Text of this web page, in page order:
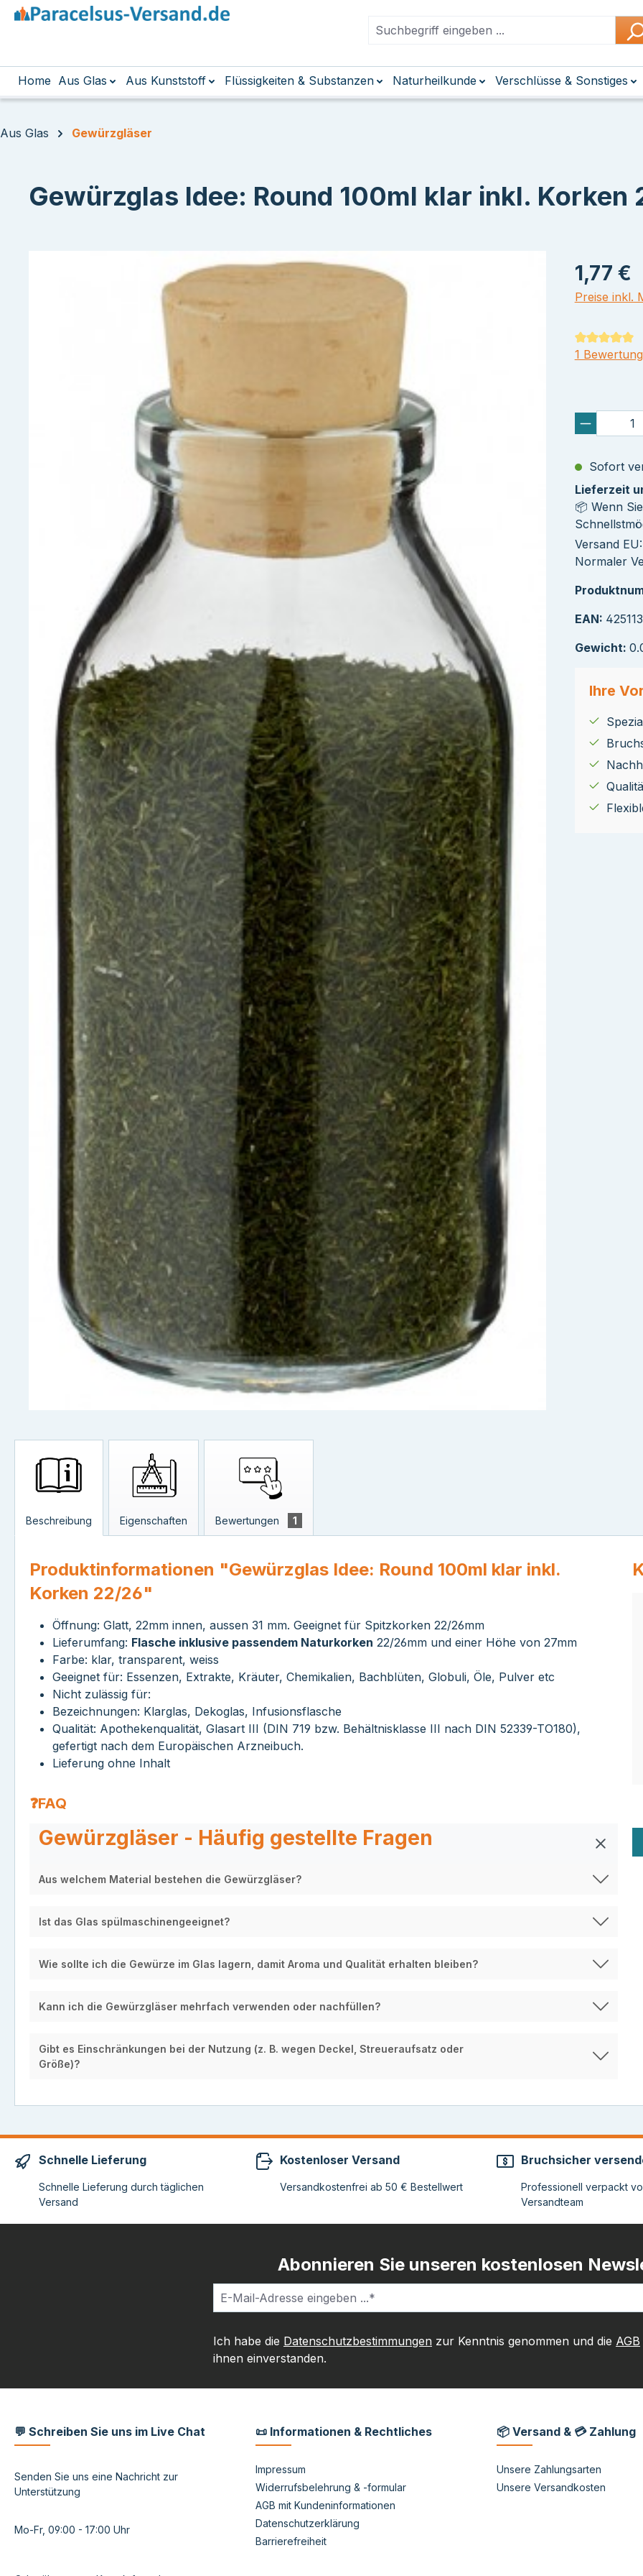
Hauptinhalt springen
Zur Suche springen
Zur Hauptnavigation springen
Home Aus Glas Aus Kunststoff Flüssigkeiten & Substanzen Naturheilkunde Verschlüsse & Sonstiges
Aus Glas Gewürzgläser
Gewürzglas Idee: Round 100ml klar inkl. Korken
1,77 €
Preise inkl.
1 Bewertung
Sofort
Lieferzeit
📦 Wenn
Versand
Normaler
EAN:
Gewicht:
Ihre
Beschreibung Eigenschaften Bewertungen 1
Produktinformationen "Gewürzglas Idee: Round 100ml klar inkl.
Korken 22/26"
Öffnung: Glatt, 22mm innen, aussen 31 mm. Geeignet für Spitzkorken 22/26mm
Lieferumfang: Flasche inklusive passendem Naturkorken 22/26mm und einer Höhe von 27mm
Farbe: klar, transparent, weiss
Geeignet für: Essenzen, Extrakte, Kräuter, Chemikalien, Bachblüten, Globuli, Öle, Pulver etc
Nicht zulässig für:
Bezeichnungen: Klarglas, Dekoglas, Infusionsflasche
Qualität: Apothekenqualität, Glasart III (DIN 719 bzw. Behältnisklasse III nach DIN 52339-TO180),
gefertigt nach dem Europäischen Arzneibuch.
Lieferung ohne Inhalt
❓FAQ
Gewürzgläser - Häufig gestellte Fragen
Aus welchem Material bestehen die Gewürzgläser?
Ist das Glas spülmaschinengeeignet?
Wie sollte ich die Gewürze im Glas lagern, damit Aroma und Qualität erhalten bleiben?
Kann ich die Gewürzgläser mehrfach verwenden oder nachfüllen?
Gibt es Einschränkungen bei der Nutzung (z. B. wegen Deckel, Streueraufsatz oder
Größe)?
Schnelle Lieferung
Schnelle Lieferung durch täglichen
Versand
Kostenloser Versand
Versandkostenfrei ab 50 € Bestellwert
Bruchsicher
Professionell verpackt
Versandteam
Abonnieren Sie unseren kostenlosen
Ich habe die Datenschutzbestimmungen zur Kenntnis genommen und die AGB
ihnen einverstanden.
💬 Schreiben Sie uns im Live Chat
Senden Sie uns eine Nachricht zur
Unterstützung
Mo-Fr, 09:00 - 17:00 Uhr
📜 Informationen & Rechtliches
Impressum
Widerrufsbelehrung & -formular
AGB mit Kundeninformationen
Datenschutzerklärung
Barrierefreiheit
📦 Versand & 💳 Zahlung
Unsere Zahlungsarten
Unsere Versandkosten